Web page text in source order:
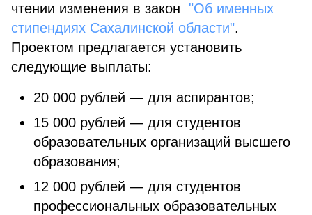
чтении изменения в закон "Об именных
стипендиях Сахалинской области".
Проектом предлагается установить
следующие выплаты:
20 000 рублей — для аспирантов;
15 000 рублей — для студентов
образовательных организаций высшего
образования;
12 000 рублей — для студентов
профессиональных образовательных